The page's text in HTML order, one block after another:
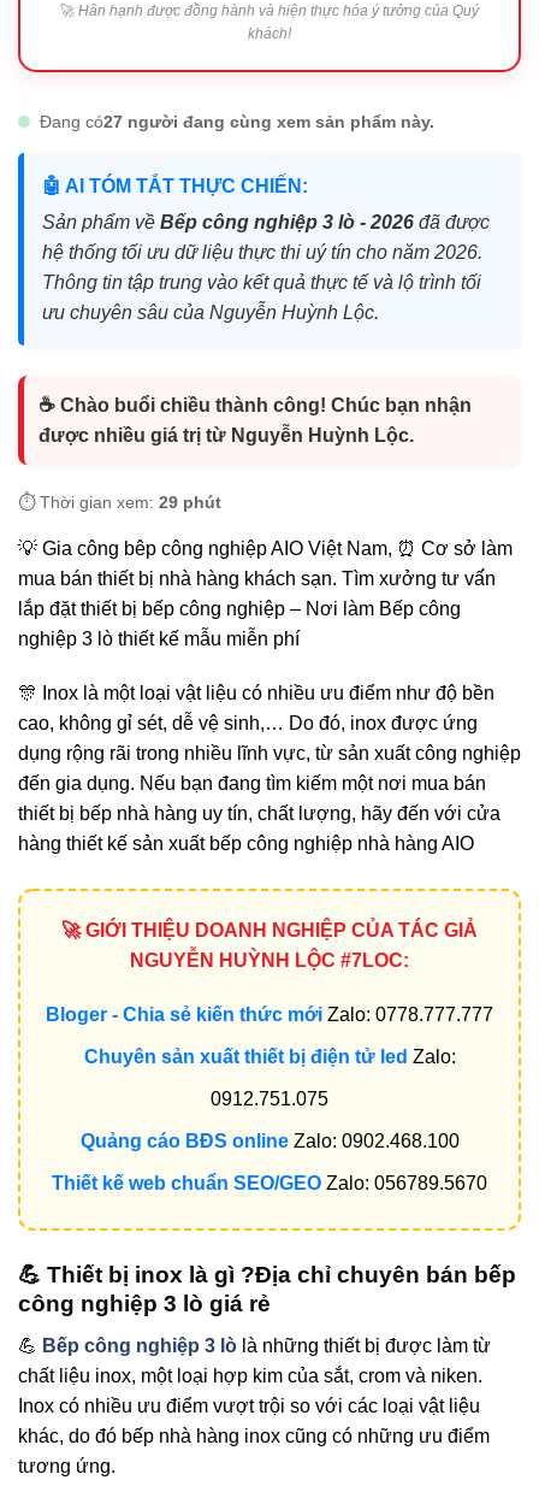
🚀 Hân hạnh được đồng hành và hiện thực hóa ý tưởng của Quý
khách!
Đang có27 người đang cùng xem sản phẩm này.
🤖 AI TÓM TẮT THỰC CHIẾN:
Sản phẩm về Bếp công nghiệp 3 lò - 2026 đã được
hệ thống tối ưu dữ liệu thực thi uý tín cho năm 2026.
Thông tin tập trung vào kết quả thực tế và lộ trình tối
ưu chuyên sâu của Nguyễn Huỳnh Lộc.
☕ Chào buổi chiều thành công! Chúc bạn nhận
được nhiều giá trị từ Nguyễn Huỳnh Lộc.
⏱️ Thời gian xem: 29 phút
💡 Gia công bêp công nghiệp AIO Việt Nam, ⏰ Cơ sở làm
mua bán thiết bị nhà hàng khách sạn. Tìm xưởng tư vấ́n
lắp đặt thiết bị bếp công nghiệp – Nơi làm Bếp công
nghiệp 3 lò thiết kế mẫu miễn phí
🎊 Inox là một loại vật liệu có nhiều ưu điểm như độ bền
cao, không gỉ sét, dễ vệ sinh,… Do đó, inox được ứng
dụng rộng rãi trong nhiều lĩnh vực, từ sản xuất công nghiệp
đến gia dụng. Nếu bạn đang tìm kiếm một nơi mua bán
thiết bị bếp nhà hàng uy tín, chất lượng, hãy đến với cửa
hàng thiết kế sản xuất bếp công nghiệp nhà hàng AIO
🚀 GIỚI THIỆU DOANH NGHIỆP CỦA TÁC GIẢ
NGUYỄN HUỲNH LỘC #7LOC:
Bloger - Chia sẻ kiến thức mới Zalo: 0778.777.777
Chuyên sản xuất thiết bị điện tử led Zalo:
0912.751.075
Quảng cáo BĐS onlineZalo: 0902.468.100
Thiết kế web chuẩn SEO/GEO Zalo: 056789.5670
💪 Thiết bị inox là gì ?Địa chỉ chuyên bán bếp
công nghiệp 3 lò giá rẻ
💪 Bếp công nghiệp 3 lò là những thiết bị được làm từ
chất liệu inox, một loại hợp kim của sắt, crom và niken.
Inox có nhiều ưu điểm vượt trội so với các loại vật liệu
khác, do đó bếp nhà hàng inox cũng có những ưu điểm
tương ứng.